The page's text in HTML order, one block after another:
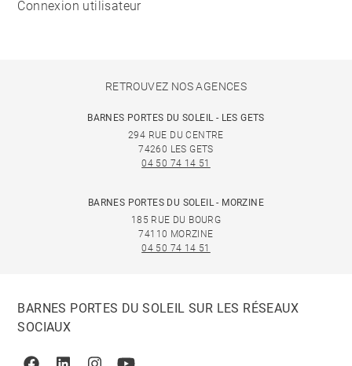
Connexion utilisateur
RETROUVEZ NOS AGENCES
BARNES PORTES DU SOLEIL - LES GETS
294 RUE DU CENTRE
74260 LES GETS
04 50 74 14 51
BARNES PORTES DU SOLEIL - MORZINE
185 RUE DU BOURG
74110 MORZINE
04 50 74 14 51
BARNES PORTES DU SOLEIL SUR LES RÉSEAUX
SOCIAUX